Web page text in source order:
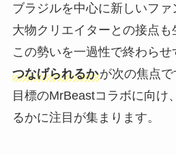
ブラジルを中心に新しいファ
大物クリエイターとの接点も
この勢いを一過性で終わらせ
つなげられるかが次の焦点で
目標のMrBeastコラボに向け
るかに注目が集まります。